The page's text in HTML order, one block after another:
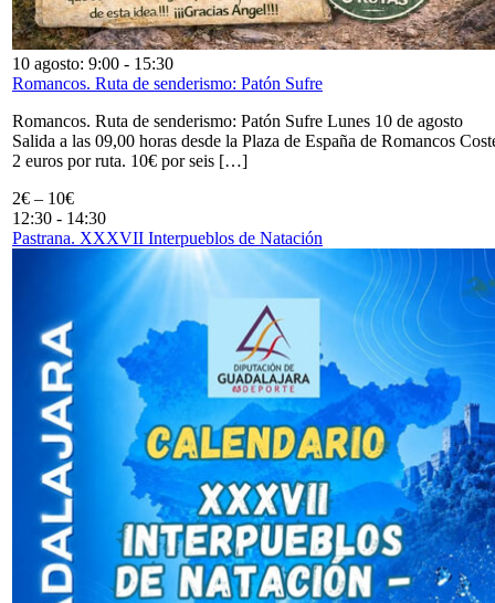
10 agosto: 9:00 - 15:30
Romancos. Ruta de senderismo: Patón Sufre
Romancos. Ruta de senderismo: Patón Sufre Lunes 10 de agosto
Salida a las 09,00 horas desde la Plaza de España de Romancos
2 euros por ruta. 10€ por seis […]
2€ – 10€
12:30 - 14:30
Pastrana. XXXVII Interpueblos de Natación